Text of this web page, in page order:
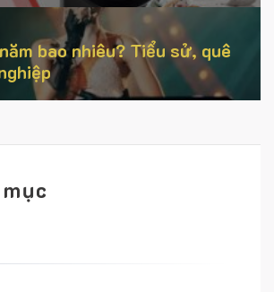
bao nhiêu? Tiểu sử, quê